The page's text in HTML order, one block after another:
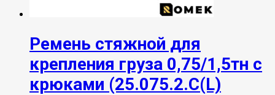
Ремень стяжной для
крепления груза 0,75/1,5тн с
крюками (25.075.2.C(L)